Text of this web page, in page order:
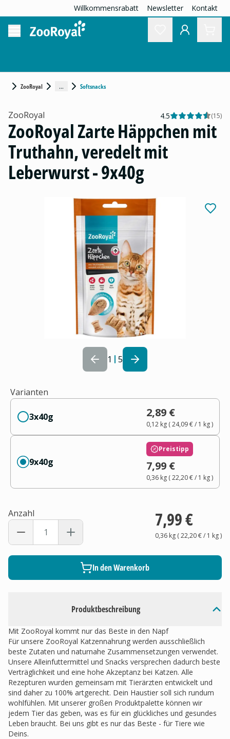
Willkommensrabatt Newsletter Kontakt
ZooRoyal ... Softsnacks
1 5
Produktbeschreibung
Mit ZooRoyal kommt nur das Beste in den Napf
Für unsere ZooRoyal Katzennahrung werden ausschließlich
beste Zutaten und naturnahe Zusammensetzungen verwendet.
Unsere Alleinfuttermittel und Snacks versprechen dadurch beste
Verträglichkeit und eine hohe Akzeptanz bei Katzen. Alle
Rezepturen wurden gemeinsam mit Tierärzten entwickelt und
sind daher zu 100% artgerecht. Dein Haustier soll sich rundum
wohlfühlen. Mit unserer großen Produktpalette können wir
jedem Tier das geben, was es für ein glückliches und gesundes
Leben braucht. Bei uns gibt es nur das Beste - für Tiere wie
Deins.
ZooRoyal 4.5 (15)
ZooRoyal Zarte Häppchen mit
Truthahn, veredelt mit
Leberwurst - 9x40g
Varianten
3x40g 2,89 €
0,12 kg(24,09 €/ 1 kg)
9x40g
Preistipp
7,99 €
0,36 kg(22,20 €/ 1 kg)
Anzahl 7,99 €
0,36 kg(22,20 €/ 1 kg)
In den Warenkorb